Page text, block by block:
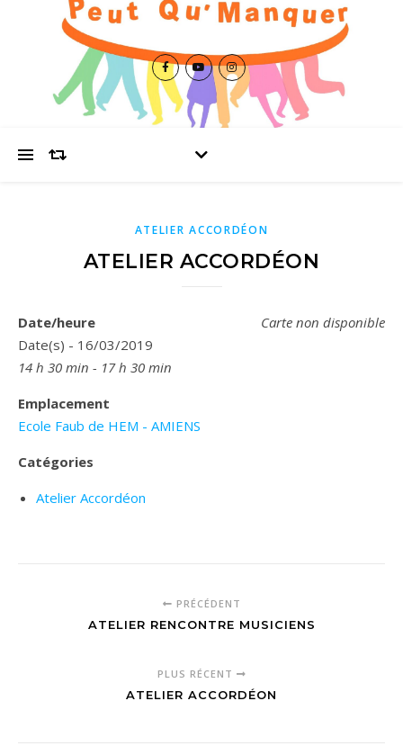
ATELIER ACCORDÉON
ATELIER ACCORDÉON
Carte non disponible
Date/heure
Date(s) - 16/03/2019
14 h 30 min - 17 h 30 min
Emplacement
Ecole Faub de HEM - AMIENS
Catégories
Atelier Accordéon
PRÉCÉDENT
ATELIER RENCONTRE MUSICIENS
PLUS RÉCENT
ATELIER ACCORDÉON